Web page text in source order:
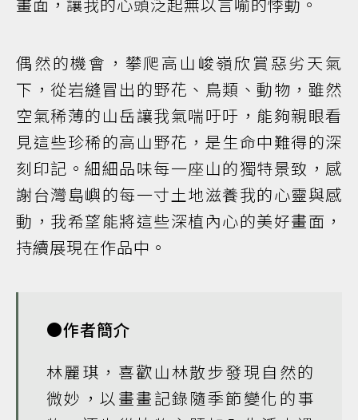
畫面，讓我的心頭泛起無以言喻的悸動。
偶然的機會，攀爬高山峻嶺欣賞惡劣天氣
下，從岩縫冒出的野花、鳥類、動物，雖然
空氣稀薄的山岳讓我氣喘吁吁，能夠親眼看
見這些珍稀的高山野花，是生命中難得的深
刻印記。細細品味每一座山的獨特景致，感
謝台灣島嶼的每一寸土地滋養我的心靈與感
動，我希望能將這些深植內心的美好畫面，
持續展現在作品中。
●作者簡介
林麗琪，喜歡山林散步發現自然的
微妙，以畫畫記錄隨季節變化的事